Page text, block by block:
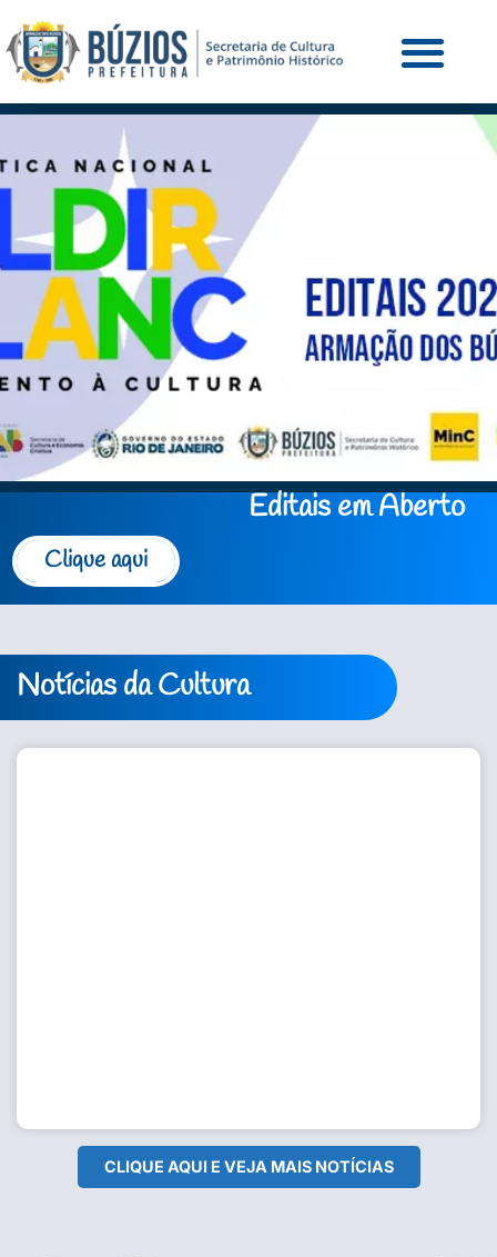
Editais em Aberto
Clique aqui
Notícias da Cultura
CLIQUE AQUI E VEJA MAIS NOTÍCIAS